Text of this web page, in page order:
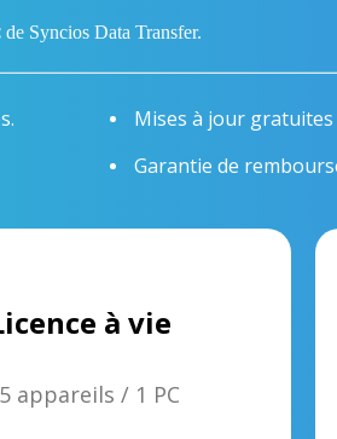
de Syncios Data Transfer.
Mises à jour gratuites
Garantie de
à vie
appareils / 1 PC